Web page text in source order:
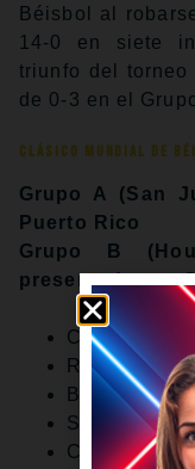
Béisbol al
14-0 en siete
triunfo del torneo
de 0-3 en el
Clásico Mundial de
Grupo A (San
Puerto Rico
Grupo B
presentado por
Calendario
Rosters
Boletos
Sedes
Cobertura